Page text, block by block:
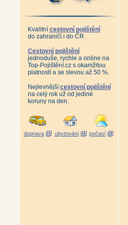
Kvalitní cestovní pojištění
do zahraničí i do ČR.
Cestovní pojištění
jednoduše, rychle a online na
Top-Pojištění.cz s okamžitou
platností a se slevou až 50 %.
Nejlevnější cestovní pojištění
na celý rok už od jediné
koruny na den.
doprava ubytování počasí